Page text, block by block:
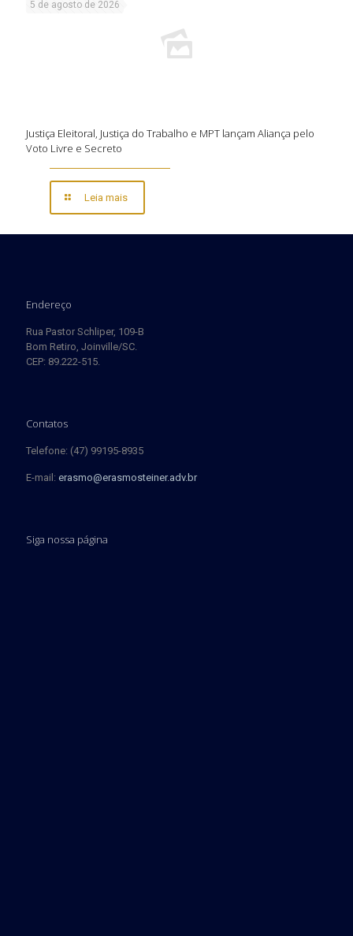
5 de agosto de 2026
Justiça Eleitoral, Justiça do Trabalho e MPT lançam Aliança pelo
Voto Livre e Secreto
Leia mais
Endereço
Rua Pastor Schliper, 109-B
Bom Retiro, Joinville/SC.
CEP: 89.222-515.
Contatos
Telefone: (47) 99195-8935
E-mail: erasmo@erasmosteiner.adv.br
Siga nossa página